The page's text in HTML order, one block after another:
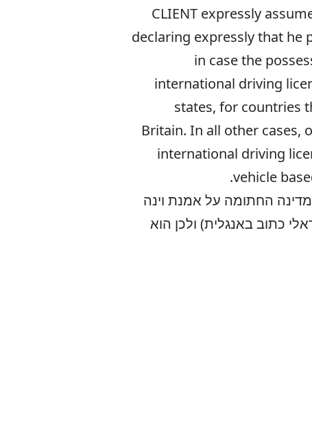
CLIENT expressly
declaring expressly that he
in case the
international driving
states, for countries
Britain. In all other cases,
international driving
vehicle
החתומה על אמנת וינה
כתוב באנגלית) ולכן הוא